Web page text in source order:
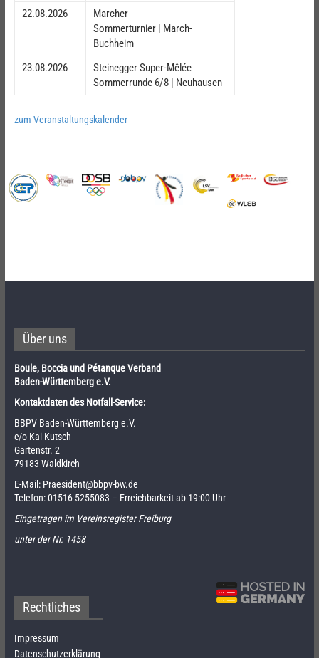
22.08.2026
Marcher
Sommerturnier | March-
Buchheim
23.08.2026
Steinegger Super-Mêlée
Sommerrunde 6/8 | Neuhausen
zum Veranstaltungskalender
Über uns
Boule, Boccia und Pétanque Verband
Baden-Württemberg e.V.
Kontaktdaten des Notfall-Service:
BBPV Baden-Württemberg e.V.
c/o Kai Kutsch
Gartenstr. 2
79183 Waldkirch
E-Mail: Praesident@bbpv-bw.de
Telefon:01516-5255083 – Erreichbarkeit ab 19:00 Uhr
Eingetragen im Vereinsregister Freiburg
unter der Nr. 1458
Rechtliches
Impressum
Datenschutzerklärung